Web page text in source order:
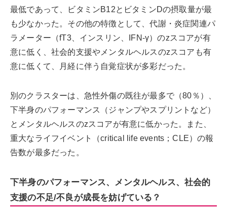
最低であって、ビタミンB12とビタミンDの摂取量が最
も少なかった。その他の特徴として、代謝・炎症関連パ
ラメーター（fT3、インスリン、IFN-γ）のzスコアが有
意に低く、社会的支援やメンタルヘルスのzスコアも有
意に低くて、月経に伴う自覚症状が多彩だった。
別のクラスターは、急性外傷の既往が最多で（80％）、
下半身のパフォーマンス（ジャンプやスプリントなど）
とメンタルヘルスのzスコアが有意に低かった。また、
重大なライフイベント（critical life events；CLE）の報
告数が最多だった。
下半身のパフォーマンス、メンタルヘルス、社会的
支援の不足/不良が成長を妨げている？